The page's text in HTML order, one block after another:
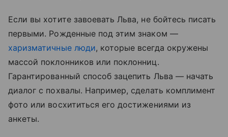
Если вы хотите завоевать Льва, не бойтесь писать
первыми. Рожденные под этим знаком —
харизматичные люди, которые всегда окружены
массой поклонников или поклонниц.
Гарантированный способ зацепить Льва — начать
диалог с похвалы. Например, сделать комплимент
фото или восхититься его достижениями из
анкеты.